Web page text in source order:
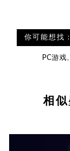
你可能想找：
PC游戏,
相